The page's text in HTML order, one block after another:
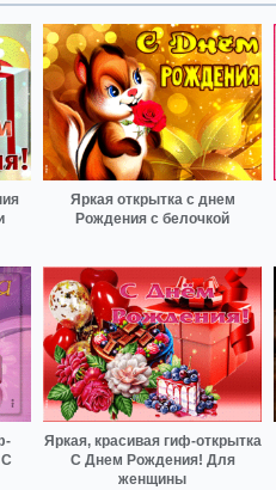
Яркая открытка с днем
Рождения с белочкой
С
Яркая, красивая гиф-открытка
С Днем Рождения! Для
женщины